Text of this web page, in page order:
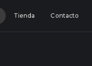
Tienda Contacto